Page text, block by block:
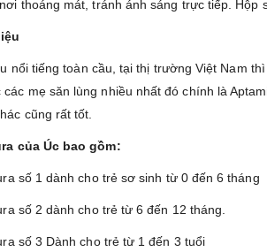
thoáng mát, tránh ánh sáng trực tiếp.
nổi tiếng toàn cầu, tại thị trường Việt Nam
mẹ săn lùng nhiều nhất đó chính là
cũng rất tốt.
của Úc bao gồm:
số 1 dành cho trẻ sơ sinh từ 0 đến 6 tháng
số 2 dành cho trẻ từ 6 đến 12 tháng.
số 3 Dành cho trẻ từ 1 đến 3 tuổi